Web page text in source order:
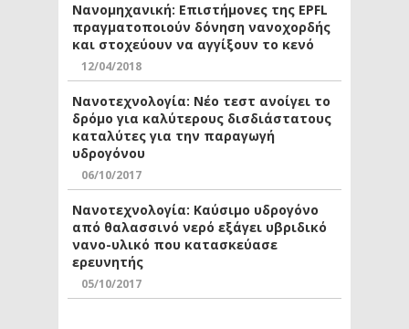
Νανομηχανική: Επιστήμονες της EPFL
πραγματοποιούν δόνηση νανοχορδής
και στοχεύουν να αγγίξουν το κενό
12/04/2018
Νανοτεχνολογία: Νέο τεστ ανοίγει το
δρόμο για καλύτερους δισδιάστατους
καταλύτες για την παραγωγή
υδρογόνου
06/10/2017
Νανοτεχνολογία: Καύσιμο υδρογόνο
από θαλασσινό νερό εξάγει υβριδικό
νανο-υλικό που κατασκεύασε
ερευνητής
05/10/2017